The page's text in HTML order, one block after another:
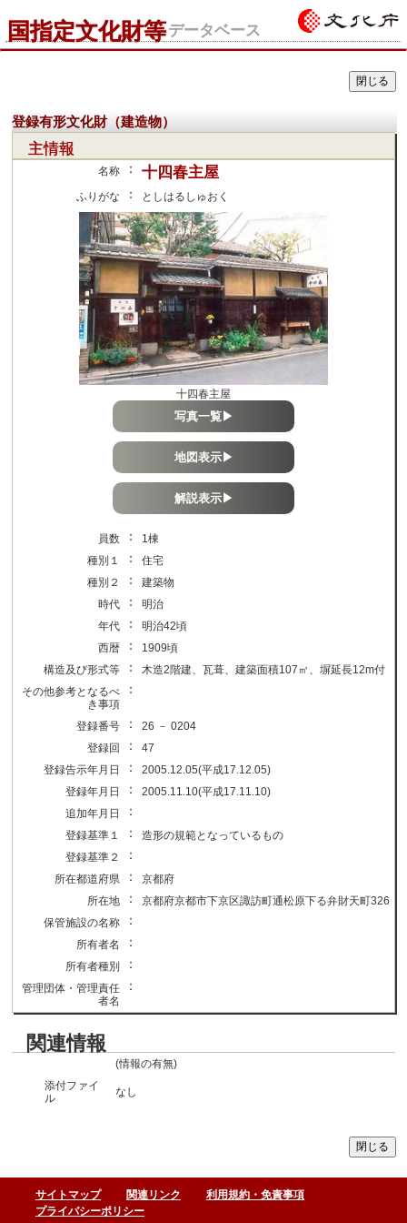
国指定文化財等データベース
登録有形文化財（建造物）
主情報
名称 ： 十四春主屋
ふりがな ： としはるしゅおく
十四春主屋
写真一覧▶
地図表示▶
解説表示▶
員数 ：
1棟
種別１
：
住宅
種別２
：
建築物
時代
：
明治
年代
：
明治42頃
西暦
：
1909頃
構造及び形式等
：
木造2階建、瓦葺、建築面積107㎡、塀延長12m付
その他参考となるべ
き事項
：
登録番号 ：
26 － 0204
登録回
：
47
登録告示年月日
：
2005.12.05(平成17.12.05)
登録年月日
：
2005.11.10(平成17.11.10)
追加年月日
：
登録基準１ ：
造形の規範となっているもの
登録基準２
：
所在都道府県 ：
京都府
所在地
：
京都府京都市下京区諏訪町通松原下る弁財天町326
保管施設の名称
：
所有者名 ：
所有者種別 ：
管理団体・管理責任
者名
：
関連情報
(情報の有無)
添付ファイ
ル
なし
サイトマップ 関連リンク
利用規約・免責事項
プライバシーポリシー